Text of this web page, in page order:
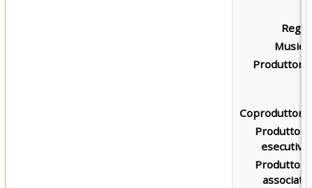
Regia:
Musica:
Produttore:
Coproduttore:
Produttore
esecutivo:
Produttore
associato: